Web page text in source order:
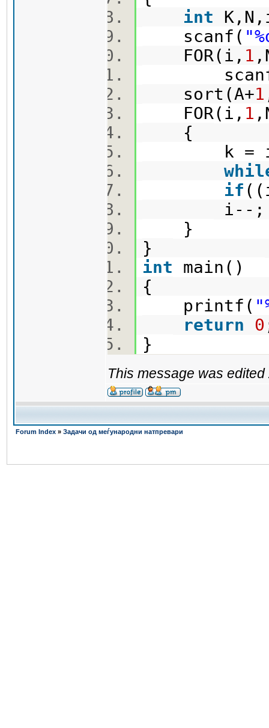
int
scanf(
FOR(i, 1
sort(A+1
FOR(i, 1
{
k =
if
i--
}
}
int main()
{
printf(
return
0
}
This message was
Forum Index » Задачи од меѓународни натпревари